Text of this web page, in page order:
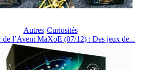
Autres Curiosités
de l’Avent MaXoE (07/12) : Des jeux de...